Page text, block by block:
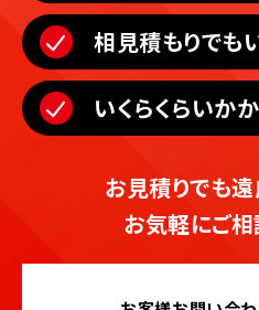
相見積もりでも
いくらくらいか
お見積りでも遠
お気軽にご相